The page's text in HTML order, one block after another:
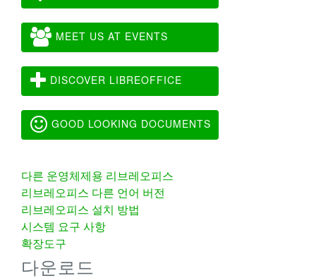
MEET US AT EVENTS
DISCOVER LIBREOFFICE
GOOD LOOKING DOCUMENTS
다른 운영체제용 리브레오피스
리브레오피스 다른 언어 버전
리브레오피스 설치 방법
시스템 요구 사항
확장도구
다운로드